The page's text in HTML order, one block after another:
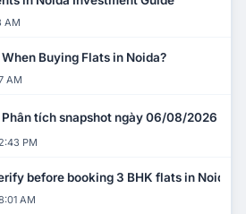
AM
When Buying Flats in Noida?
AM
Phân tích snapshot ngày 06/08/2026
PM
before booking 3 BHK flats in Noida?
AM